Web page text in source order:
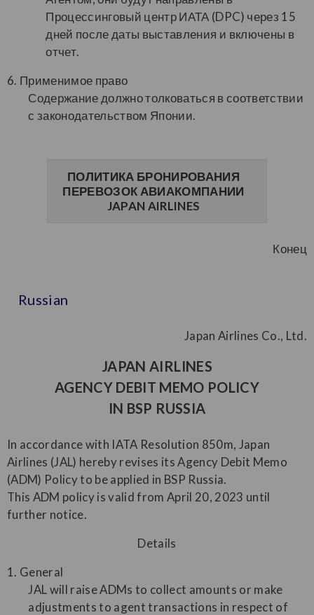
Процессинговый центр ИАТА (DPC) через 15
дней после даты выставления и включены в
отчет.
6. Применимое право
Содержание должно толковаться в соответствии
с законодательством Японии.
ПОЛИТИКА БРОНИРОВАНИЯ
ПЕРЕВОЗОК АВИАКОМПАНИИ
JAPAN AIRLINES
Конец
Russian
Japan Airlines Co., Ltd.
JAPAN AIRLINES
AGENCY DEBIT MEMO POLICY
IN BSP RUSSIA
In accordance with IATA Resolution 850m, Japan
Airlines (JAL) hereby revises its Agency Debit Memo
(ADM) Policy to be applied in BSP Russia.
This ADM policy is valid from April 20, 2023 until
further notice.
Details
1. General
JAL will raise ADMs to collect amounts or make
adjustments to agent transactions in respect of